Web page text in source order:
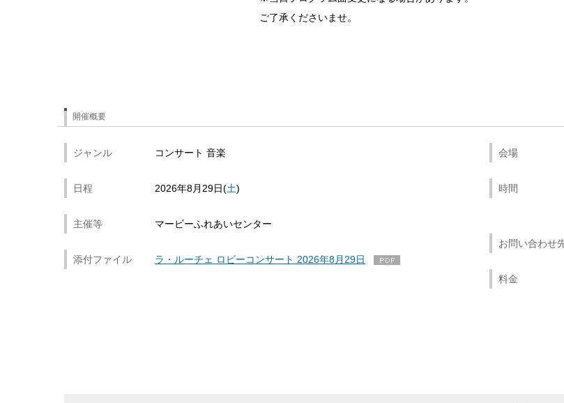
ご了承くださいませ。
開催概要
ジャンル コンサート 音楽
日程 2026年8月29日 土
主催等 マービーふれあいセンター
添付ファイル ラ・ルーチェ ロビーコンサート 2026年8月29日
会場
時間
お問い合わせ
料金